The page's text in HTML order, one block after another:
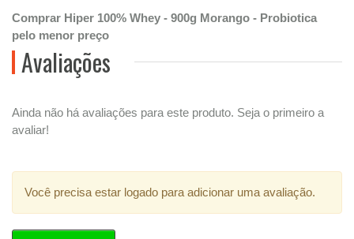
Comprar Hiper 100% Whey - 900g Morango - Probiotica
pelo menor preço
Avaliações
Ainda não há avaliações para este produto. Seja o primeiro a
avaliar!
Você precisa estar logado para adicionar uma avaliação.